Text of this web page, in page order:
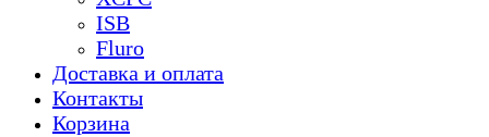
ISB
Fluro
Доставка и оплата
Контакты
Корзина